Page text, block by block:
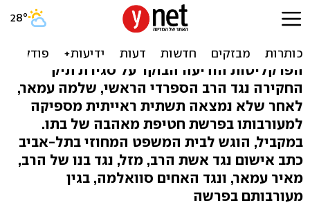
הרב עמאר יצא נקי, אשתו ובנו
הפרקליטות הודיעה הבוקר על סגירת תיק
החקירה נגד הרב הספרדי הראשי, שלמה עמאר,
לאחר שלא נמצאה תשתית ראייתית מספיקה
למעורבותו בפרשת חטיפת מאהבה של בתו.
במקביל, הוגש לבית המשפט המחוזי בתל-אביב
כתב אישום נגד אשת הרב, מזל, נגד בנו של הרב,
מאיר עמאר, ונגד האחים סוואלמה, בגין
מעורבותם בפרשה